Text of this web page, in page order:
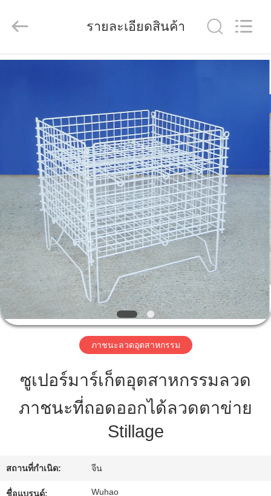
ผลิตภัณฑ์
เกี่ยว
กับ
เรา
ทัวร์
โรงงาน
ควบคุม
ติดต่อ
ขอ
Trade
รายละเอียดสินค้า
ภาชนะลวดอุตสาหกรรม
ซูเปอร์มาร์เก็ตอุตสาหกรรมลวด
ภาชนะที่ถอดออกได้ลวดตาข่าย
Stillage
สถานที่กำเนิด: จีน
ชื่อแบรนด์: Wuhao